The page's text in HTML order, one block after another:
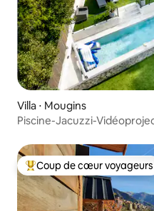
Villa ⋅ Mougins
Piscine-Jacuzzi-
Coups de cœur voyageurs
Coup de cœur voyageurs